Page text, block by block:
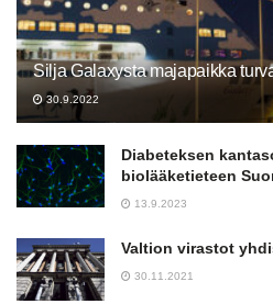
Silja Galaxysta majapaikka
30.9.2022
Diabeteksen
biolääketieteen
13.9.2023
Valtion virastot
30.11.2021